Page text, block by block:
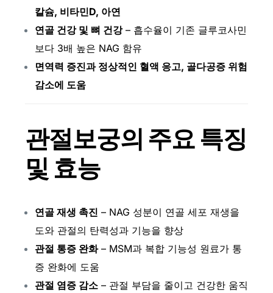
칼슘, 비타민D, 아연
연골 건강 및 뼈 건강– 흡수율이 기존 글루코사민
보다 3배 높은 NAG 함유
면역력 증진과 정상적인 혈액 응고, 골다공증 위험
감소에 도움
관절보궁의 주요 특징
및 효능
연골 재생 촉진 – NAG 성분이 연골 세포 재생을
도와 관절의 탄력성과 기능을 향상
관절 통증 완화– MSM과 복합 기능성 원료가 통
증 완화에 도움
관절 염증 감소– 관절 부담을 줄이고 건강한 움직